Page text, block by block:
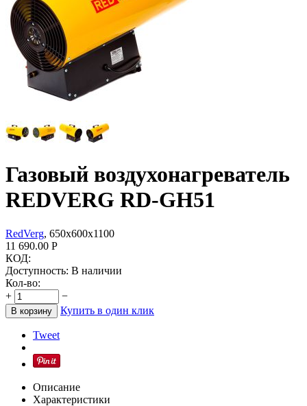
Газовый воздухонагреватель
REDVERG RD-GH51
RedVerg, 650х600х1100
11 690.00 Р
КОД:
Доступность: В наличии
Кол-во:
+
−
В корзину Купить в один клик
Tweet
Описание
Характеристики